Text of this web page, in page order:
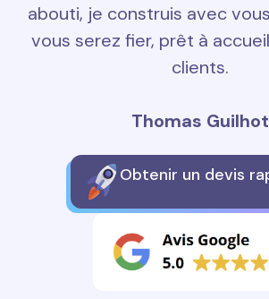
abouti, je construis avec
vous serez fier, prêt à
clients.
Thomas Guilhot
Obtenir un devis